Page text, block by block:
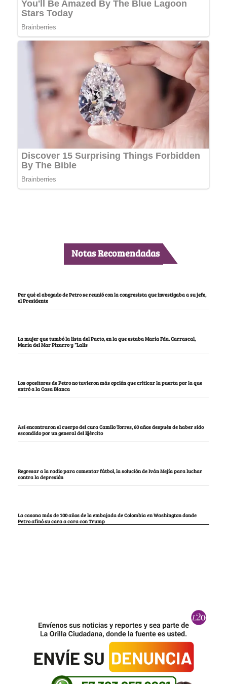
Notas Recomendadas
Por qué el abogado de Petro se reunió con la congresista que investigaba a su jefe,
el Presidente
La mujer que tumbó la lista del Pacto, en la que estaba María Fda. Carrascal,
María del Mar Pizarro y “Lalis
Los opositores de Petro no tuvieron más opción que criticar la puerta por la que
entró a la Casa Blanca
Así encontraron el cuerpo del cura Camilo Torres, 60 años después de haber sido
escondido por un general del Ejército
Regresar a la radio para comentar fútbol, la solución de Iván Mejía para luchar
contra la depresión
La casona más de 100 años de la embajada de Colombia en Washington donde
Petro afinó su cara a cara con Trump